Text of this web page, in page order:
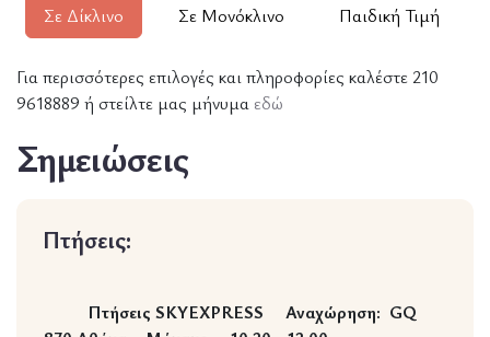
Σε Δίκλινο Σε Μονόκλινο Παιδική Τιμή
Για περισσότερες επιλογές και πληροφορίες καλέστε 210
9618889 ή στείλτε μας μήνυμα εδώ
Σημειώσεις
Πτήσεις:
Πτήσεις SKYEXPRESS
Αναχώρηση: GQ